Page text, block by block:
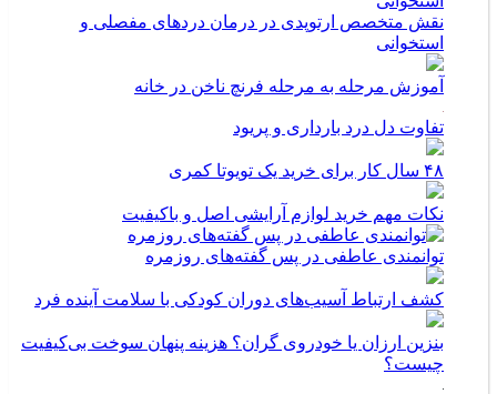
نقش متخصص ارتوپدی در درمان دردهای مفصلی و
استخوانی
آموزش مرحله به مرحله فرنچ ناخن در خانه
تفاوت دل درد بارداری و پریود
۴۸ سال کار برای خرید یک تویوتا کمری
نکات مهم خرید لوازم آرایشی اصل و باکیفیت
توانمندی عاطفی در پس گفته‌های روزمره
کشف ارتباط آسیب‌های دوران کودکی با سلامت آینده فرد
بنزین ارزان یا خودروی گران؟ هزینه پنهان سوخت بی‌کیفیت
چیست؟